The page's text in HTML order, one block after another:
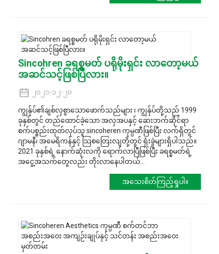
Sincohren ခရစ္စမတ် ပရိုမိုးရှင်း လာတော့မယ်
အဆင်သင့်ဖြစ်ပြီလား။
၂၀၂၁-၁၂-၂၀
ကျွန်ုပ်၏ချစ်လှစွာသောဖောက်သည်များ ၊ ကျွန်ုပ်တို့သည် 1999
ခုနှစ်တွင် တည်ထောင်ခဲ့သော အလှအပနှင့် ဆေးဘက်ဆိုင်ရာ
စက်ပစ္စည်းထုတ်လုပ်သူ sincoheren ကုမ္ပဏီဖြစ်ပြီး လက်ရှိတွင်
ဂျာမနီ၊ အမေရိကန်နှင့် သြစတြေးလျတို့တွင် ရုံးခွဲများရှိပါသည်။
2021 ခုနှစ်ရဲ့ နောက်ဆုံးလကို ရောက်လာပြီဖြစ်ပြီး ခရစ္စမတ်ရဲ့
အငွေ့အသက်တွေလည်း တိုးလာနေပါတယ်...
အသေးစိတ်ကြည့်ရှုပါ။